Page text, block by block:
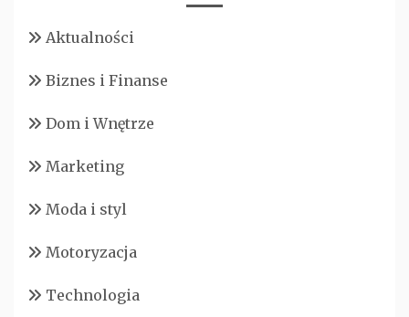
Aktualności
Biznes i Finanse
Dom i Wnętrze
Marketing
Moda i styl
Motoryzacja
Technologia